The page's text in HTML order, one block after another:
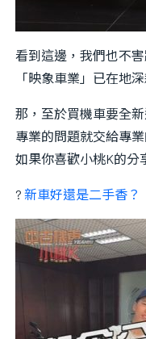
看到這邊，我們也不
「映象車業」已在地
那，至於買機車要全
專業的問題就交給專
如果你喜歡小桃K的分
? 新車好還是二手香？